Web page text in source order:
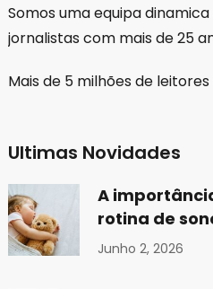
Somos uma equipa
jornalistas com mais de 25
Mais de 5 milhões de leitores
Ultimas Novidades
A
rotina de
Junho 2, 2026